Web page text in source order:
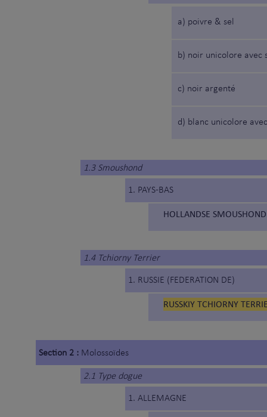
a) poivre & sel
b) noir unicolore avec
c) noir argenté
d) blanc unicolore
1.3 Smoushond
1. PAYS-BAS
HOLLANDSE
1.4 Tchiorny Terrier
1. RUSSIE (FEDERATION DE)
RUSSKIY TCHIORNY
Section 2 : Molossoïdes
2.1 Type dogue
1. ALLEMAGNE